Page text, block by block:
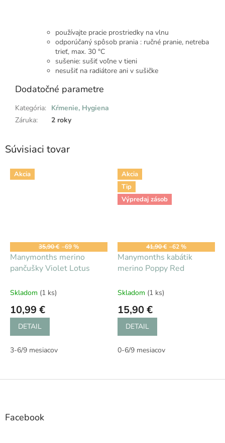
používajte pracie prostriedky na vlnu
odporúčaný spôsob prania : ručné pranie, netreba
trieť, max. 30 °C
sušenie: sušiť voľne v tieni
nesušiť na radiátore ani v sušičke
Dodatočné parametre
Kategória: Kŕmenie, Hygiena
Záruka: 2 roky
Súvisiaci tovar
Akcia
35,90 € –69 %
Manymonths merino
pančušky Violet Lotus
Skladom (1 ks)
10,99 €
DETAIL
3-6/9 mesiacov
Akcia
Tip
Výpredaj zásob
41,90 € –62 %
Manymonths kabátik
merino Poppy Red
Skladom (1 ks)
15,90 €
DETAIL
0-6/9 mesiacov
Z
Facebook